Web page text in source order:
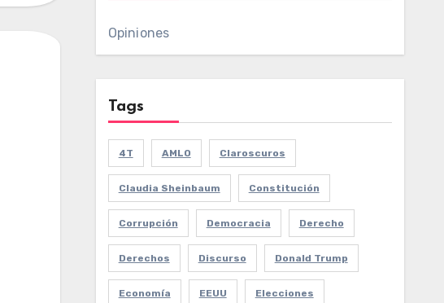
Opiniones
Tags
4T AMLO Claroscuros
Claudia Sheinbaum Constitución
Corrupción Democracia Derecho
Derechos Discurso Donald Trump
Economía EEUU Elecciones